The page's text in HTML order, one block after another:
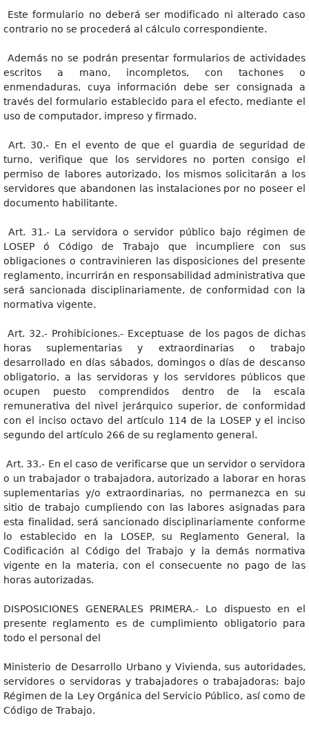
Este formulario no deberá ser modificado ni alterado caso
contrario no se procederá al cálculo correspondiente.
Además no se podrán presentar formularios de actividades
escritos a mano, incompletos, con tachones o
enmendaduras, cuya información debe ser consignada a
través del formulario establecido para el efecto, mediante el
uso de computador, impreso y firmado.
Art. 30.- En el evento de que el guardia de seguridad de
turno, verifique que los servidores no porten consigo el
permiso de labores autorizado, los mismos solicitarán a los
servidores que abandonen las instalaciones por no poseer el
documento habilitante.
Art. 31.- La servidora o servidor público bajo régimen de
LOSEP ó Código de Trabajo que incumpliere con sus
obligaciones o contravinieren las disposiciones del presente
reglamento, incurrirán en responsabilidad administrativa que
será sancionada disciplinariamente, de conformidad con la
normativa vigente.
Art. 32.- Prohibiciones.- Exceptuase de los pagos de dichas
horas suplementarias y extraordinarias o trabajo
desarrollado en días sábados, domingos o días de descanso
obligatorio, a las servidoras y los servidores públicos que
ocupen puesto comprendidos dentro de la escala
remunerativa del nivel jerárquico superior, de conformidad
con el inciso octavo del artículo 114 de la LOSEP y el inciso
segundo del artículo 266 de su reglamento general.
Art. 33.- En el caso de verificarse que un servidor o servidora
o un trabajador o trabajadora, autorizado a laborar en horas
suplementarias y/o extraordinarias, no permanezca en su
sitio de trabajo cumpliendo con las labores asignadas para
esta finalidad, será sancionado disciplinariamente conforme
lo establecido en la LOSEP, su Reglamento General, la
Codificación al Código del Trabajo y la demás normativa
vigente en la materia, con el consecuente no pago de las
horas autorizadas.
DISPOSICIONES GENERALES PRIMERA.- Lo dispuesto en el
presente reglamento es de cumplimiento obligatorio para
todo el personal del
Ministerio de Desarrollo Urbano y Vivienda, sus autoridades,
servidores o servidoras y trabajadores o trabajadoras; bajo
Régimen de la Ley Orgánica del Servicio Público, así como de
Código de Trabajo.